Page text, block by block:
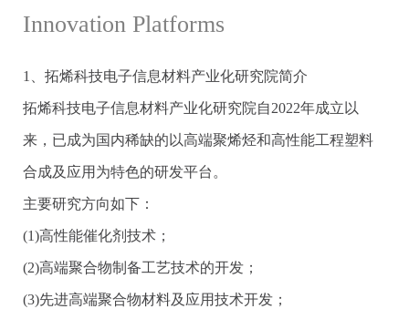
Innovation Platforms
1、拓烯科技电子信息材料产业化研究院简介
拓烯科技电子信息材料产业化研究院自2022年成立以
来，已成为国内稀缺的以高端聚烯烃和高性能工程塑料
合成及应用为特色的研发平台。
主要研究方向如下：
(1)高性能催化剂技术；
(2)高端聚合物制备工艺技术的开发；
(3)先进高端聚合物材料及应用技术开发；